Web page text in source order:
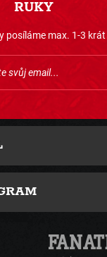
RUKY
posíláme max. 1-3